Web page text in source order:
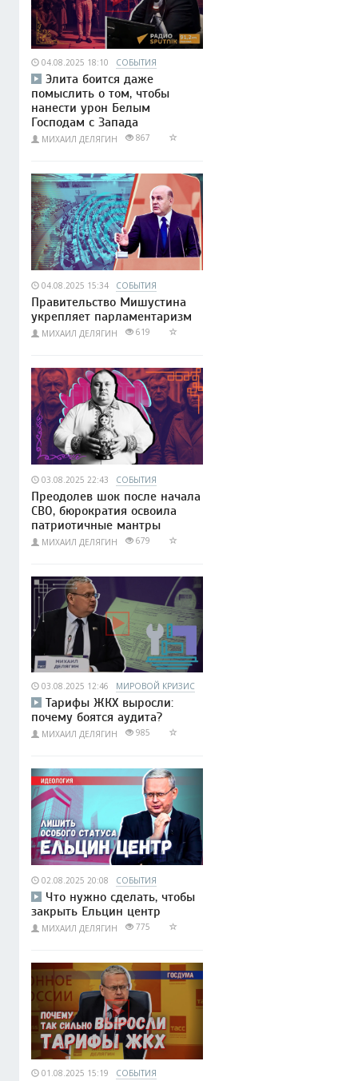
04.08.2025 18:10 СОБЫТИЯ
Элита боится даже
помыслить о том, чтобы
нанести урон Белым
Господам с Запада
МИХАИЛ ДЕЛЯГИН 867
04.08.2025 15:34 СОБЫТИЯ
Правительство Мишустина
укрепляет парламентаризм
МИХАИЛ ДЕЛЯГИН 619
03.08.2025 22:43 СОБЫТИЯ
Преодолев шок после начала
СВО, бюрократия освоила
патриотичные мантры
МИХАИЛ ДЕЛЯГИН 679
03.08.2025 12:46 МИРОВОЙ КРИЗИС
Тарифы ЖКХ выросли:
почему боятся аудита?
МИХАИЛ ДЕЛЯГИН 985
02.08.2025 20:08 СОБЫТИЯ
Что нужно сделать, чтобы
закрыть Ельцин центр
МИХАИЛ ДЕЛЯГИН 775
01.08.2025 15:19 СОБЫТИЯ